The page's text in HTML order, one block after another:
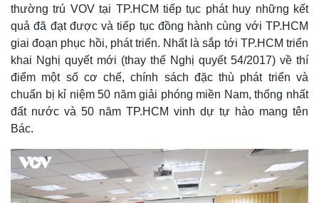
thường trú VOV tại TP.HCM tiếp tục phát huy những kết
quả đã đạt được và tiếp tục đồng hành cùng với TP.HCM
giai đoạn phục hồi, phát triển. Nhất là sắp tới TP.HCM triển
khai Nghị quyết mới (thay thế Nghị quyết 54/2017) về thí
điểm một số cơ chế, chính sách đặc thù phát triển và
chuẩn bị kỉ niệm 50 năm giải phóng miền Nam, thống nhất
đất nước và 50 năm TP.HCM vinh dự tự hào mang tên
Bác.